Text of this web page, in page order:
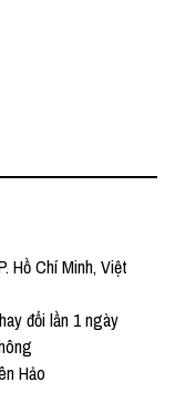
Hồ Chí Minh, Việt
đổi lần 1 ngày
Hảo